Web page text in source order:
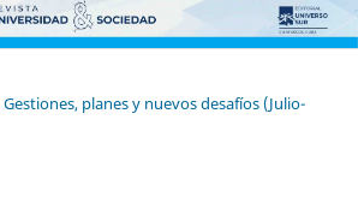
planes y nuevos desafíos (Julio-